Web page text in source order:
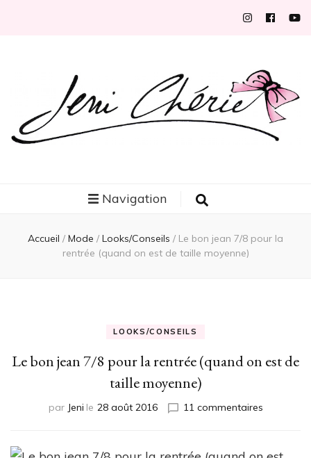
Navigation
Accueil / Mode / Looks/Conseils / Le bon jean 7/8 pour la
rentrée (quand on est de taille moyenne)
LOOKS/CONSEILS
Le bon jean 7/8 pour la rentrée (quand on est de
taille moyenne)
par Jeni le 28 août 2016 11 commentairessur
jean